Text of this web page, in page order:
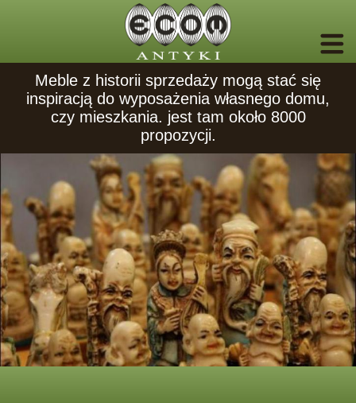
Meble z historii sprzedaży mogą stać się
inspiracją do wyposażenia własnego domu,
czy mieszkania. jest tam około 8000
propozycji.